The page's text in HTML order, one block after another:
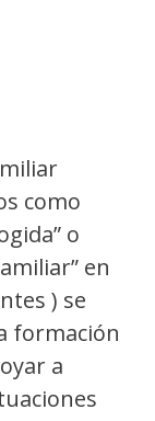
como
o
en
) se
formación
a